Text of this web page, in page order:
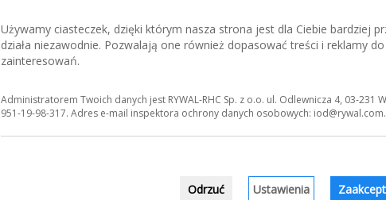
Używamy ciasteczek, dzięki którym nasza strona jest dla Ciebie bardziej
działa niezawodnie. Pozwalają one również dopasować treści i reklamy
zainteresowań.
Administratorem Twoich danych jest RYWAL-RHC Sp. z o.o. ul. Odlewnicza 4, 03-231
951-19-98-317. Adres e-mail inspektora ochrony danych osobowych:
Odrzuć Ustawienia